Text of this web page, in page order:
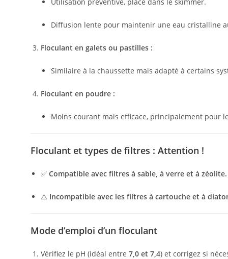
Diffusion lente pour maintenir une eau cristalline
Floculant en galets ou pastilles :
Similaire à la chaussette mais adapté à certains
Floculant en poudre :
Moins courant mais efficace, principalement pour
Floculant et types de filtres : Attention !
✅ Compatible avec filtres à sable, à verre et à zéolite.
⚠️ Incompatible avec les filtres à cartouche et à
Mode d’emploi d’un floculant
Vérifiez le pH (idéal entre 7,0 et 7,4) et corrigez si